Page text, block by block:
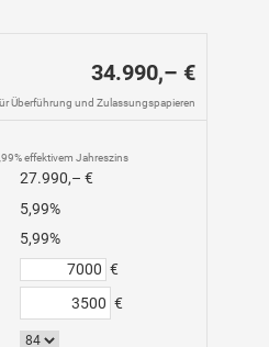
34.990,– €
Überführung und Zulassungspapieren
effektivem Jahreszins
27.990,– €
5,99%
5,99%
€
€